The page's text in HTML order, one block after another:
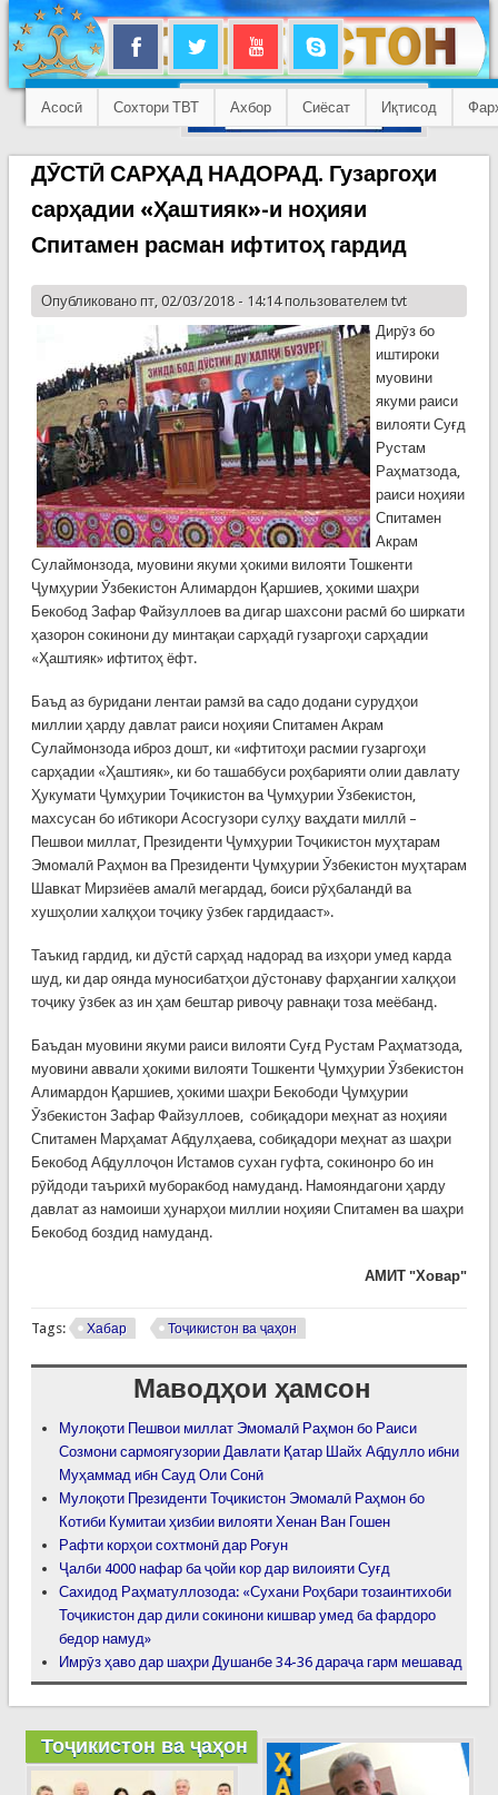
Асосӣ Сохтори ТВТ Ахбор Сиёсат Иқтисод
ДӮСТӢ САРҲАД НАДОРАД. Гузаргоҳи
сарҳадии «Ҳаштияк»-и ноҳияи
Спитамен расман ифтитоҳ гардид
Опубликовано пт, 02/03/2018 - 14:14 пользователем tvt
Дирӯз бо
иштироки
муовини
якуми раиси
вилояти Суғд
Рустам
Раҳматзода,
раиси ноҳияи
Спитамен
Акрам
Сулаймонзода, муовини якуми ҳокими вилояти Тошкенти
Ҷумҳурии Ӯзбекистон Алимардон Қаршиев, ҳокими шаҳри
Бекобод Зафар Файзуллоев ва дигар шахсони расмӣ бо ширкати
ҳазорон сокинони ду минтақаи сарҳадӣ гузаргоҳи сарҳадии
«Ҳаштияк» ифтитоҳ ёфт.
Баъд аз буридани лентаи рамзӣ ва садо додани сурудҳои
миллии ҳарду давлат раиси ноҳияи Спитамен Акрам
Сулаймонзода иброз дошт, ки «ифтитоҳи расмии гузаргоҳи
сарҳадии «Ҳаштияк», ки бо ташаббуси роҳбарияти олии давлату
Ҳукумати Ҷумҳурии Тоҷикистон ва Ҷумҳурии Ӯзбекистон,
махсусан бо ибтикори Асосгузори сулҳу ваҳдати миллӣ –
Пешвои миллат, Президенти Ҷумҳурии Тоҷикистон муҳтарам
Эмомалӣ Раҳмон ва Президенти Ҷумҳурии Ӯзбекистон муҳтарам
Шавкат Мирзиёев амалӣ мегардад, боиси рӯҳбаландӣ ва
хушҳолии халқҳои тоҷику ӯзбек гардидааст».
Таъкид гардид, ки дӯстӣ сарҳад надорад ва изҳори умед карда
шуд, ки дар оянда муносибатҳои дӯстонаву фарҳангии халқҳои
тоҷику ӯзбек аз ин ҳам бештар ривоҷу равнақи тоза меёбанд.
Баъдан муовини якуми раиси вилояти Суғд Рустам Раҳматзода,
муовини аввали ҳокими вилояти Тошкенти Ҷумҳурии Ӯзбекистон
Алимардон Қаршиев, ҳокими шаҳри Бекободи Ҷумҳурии
Ӯзбекистон Зафар Файзуллоев, собиқадори меҳнат аз ноҳияи
Спитамен Марҳамат Абдулҳаева, собиқадори меҳнат аз шаҳри
Бекобод Абдуллоҷон Истамов сухан гуфта, сокинонро бо ин
рӯйдоди таърихӣ муборакбод намуданд. Намояндагони ҳарду
давлат аз намоиши ҳунарҳои миллии ноҳияи Спитамен ва шаҳри
Бекобод боздид намуданд.
АМИТ "Ховар"
Tags: Хабар Тоҷикистон ва ҷаҳон
Маводҳои ҳамсон
Мулоқоти Пешвои миллат Эмомалӣ Раҳмон бо Раиси
Созмони сармоягузории Давлати Қатар Шайх Абдулло ибни
Муҳаммад ибн Сауд Оли Сонӣ
Мулоқоти Президенти Тоҷикистон Эмомалӣ Раҳмон бо
Котиби Кумитаи ҳизбии вилояти Хенан Ван Гошен
Рафти корҳои сохтмонӣ дар Роғун
Ҷалби 4000 нафар ба ҷойи кор дар вилоияти Суғд
Сахидод Раҳматуллозода: «Сухани Роҳбари тозаинтихоби
Тоҷикистон дар дили сокинони кишвар умед ба фардоро
бедор намуд»
Имрӯз ҳаво дар шаҳри Душанбе 34-36 дараҷа гарм мешавад
Тоҷикистон ва ҷаҳон